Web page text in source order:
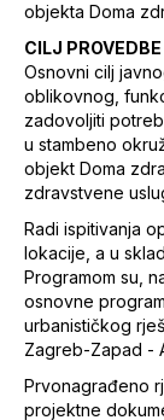
objekta Doma
CILJ
Osnovni cilj
oblikovnog,
zadovoljiti
u stambeno
objekt Doma
zdravstvene
Radi ispitivanja
lokacije, a u
Programom su,
osnovne
urbanističkog
Zagreb-Zapad -
Prvonagrađeno
projektne